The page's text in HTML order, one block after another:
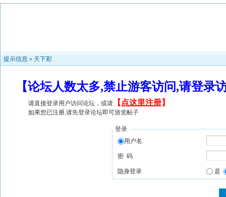
提示信息 » 天下彩
【论坛人数太多,禁止游客访问,请登
请直接登录用户访问论坛，或请 【 点这里注册】
如果您已注册,请先登录论坛即可游览帖子
登录
用户名
密 码
隐身登录 是